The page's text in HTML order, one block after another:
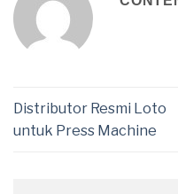
Distributor Resmi Loto
untuk Press Machine